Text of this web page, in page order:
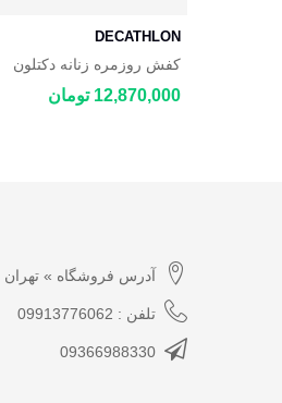
DECATHLON
کفش روزمره زنانه دکتلون
DECATHLON NH500 Fresh
12,870,000 تومان
آدرس فروشگاه »
تلفن : 09913776062
09366988330